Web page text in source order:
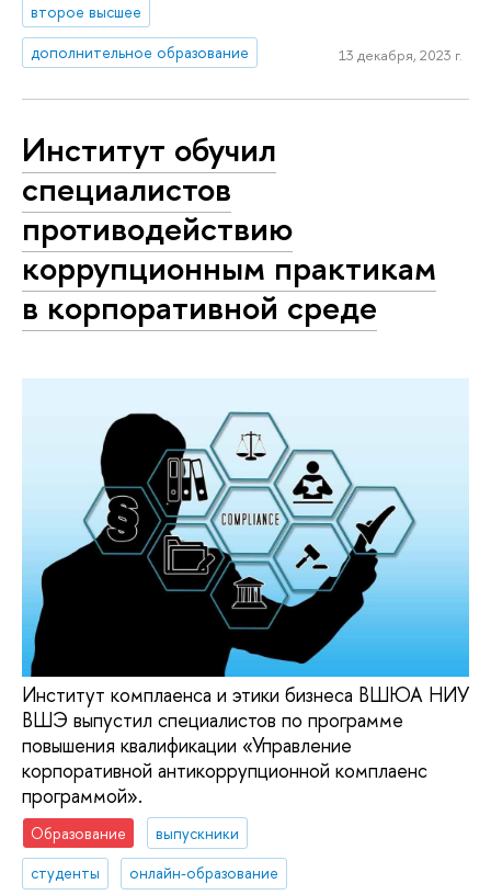
второе высшее
дополнительное образование
13 декабря, 2023 г.
Институт обучил
специалистов
противодействию
коррупционным практикам
в корпоративной среде
Институт комплаенса и этики бизнеса ВШЮА НИУ
ВШЭ выпустил специалистов по программе
повышения квалификации «Управление
корпоративной антикоррупционной комплаенс
программой».
Образование
выпускники
студенты
онлайн-образование